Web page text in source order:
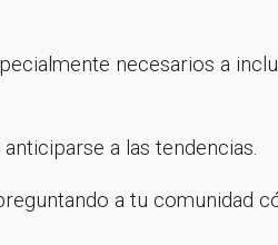
necesarios a
a las tendencias.
a tu comunidad